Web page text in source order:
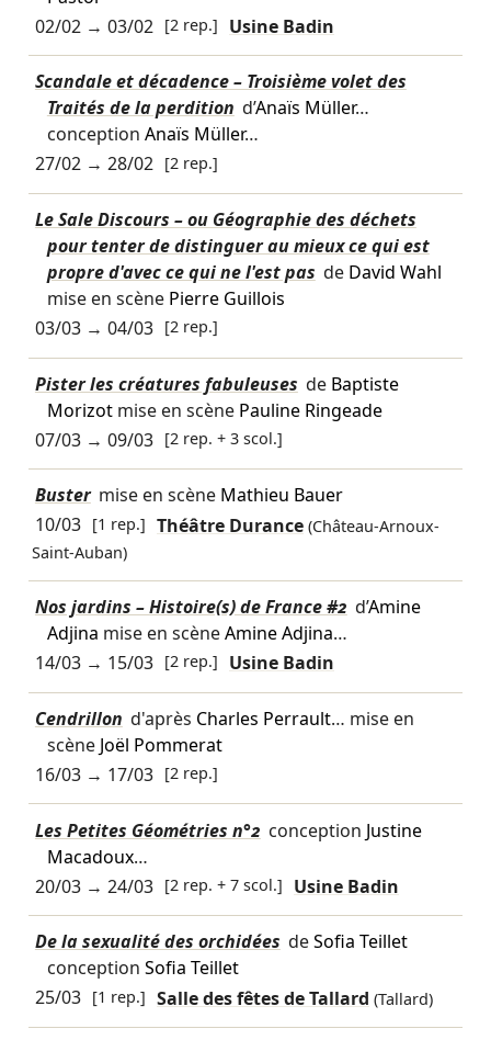
02/02→ 03/02 [2 rep.] Usine Badin
Scandale et décadence – Troisième volet des
Traités de la perdition d’Anaïs Müller…
conception Anaïs Müller…
27/02→ 28/02 [2 rep.]
Le Sale Discours – ou Géographie des déchets
pour tenter de distinguer au mieux ce qui est
propre d'avec ce qui ne l'est pas de David Wahl
mise en scène Pierre Guillois
03/03→ 04/03 [2 rep.]
Pister les créatures fabuleuses de Baptiste
Morizotmise en scène Pauline Ringeade
07/03→ 09/03 [2 rep. + 3 scol.]
Buster mise en scène Mathieu Bauer
10/03 [1 rep.] Théâtre Durance (Château-Arnoux-
Saint-Auban)
Nos jardins – Histoire(s) de France #2 d’Amine
Adjina mise en scèneAmine Adjina…
14/03→ 15/03 [2 rep.] Usine Badin
Cendrillon d'après Charles Perrault… mise en
scène Joël Pommerat
16/03→ 17/03 [2 rep.]
Les Petites Géométries n°2 conception Justine
Macadoux…
20/03→ 24/03 [2 rep. + 7 scol.] Usine Badin
De la sexualité des orchidées deSofia Teillet
conception Sofia Teillet
25/03 [1 rep.] Salle des fêtes de Tallard (Tallard)